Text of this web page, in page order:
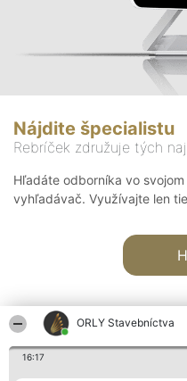
ORLY Stavebníctva
16:17
Nájdite špecialistu
Rebríček združuje tých
Hľadáte odborníka vo
vyhľadávač. Využívajte len